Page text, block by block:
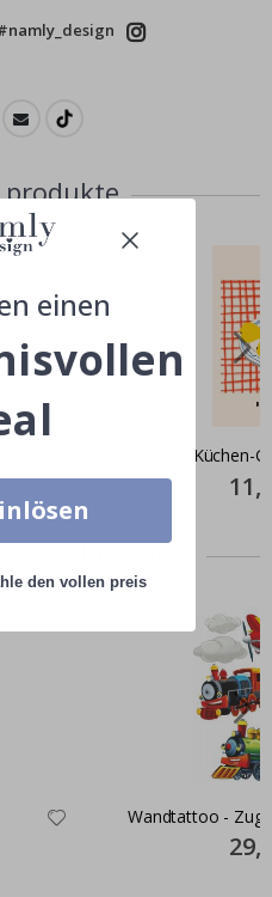
Poster - Küchen-
Price
Produkte
Wandtattoo - Zug
Price
einen
den vollen preis